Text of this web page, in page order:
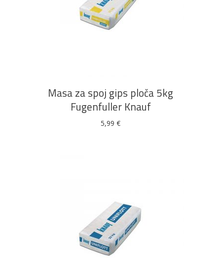
Metalna Elektromaterijal
BicikliMasa za spoj gips ploča 5kg
Fugenfuller Knauf
5,99 €